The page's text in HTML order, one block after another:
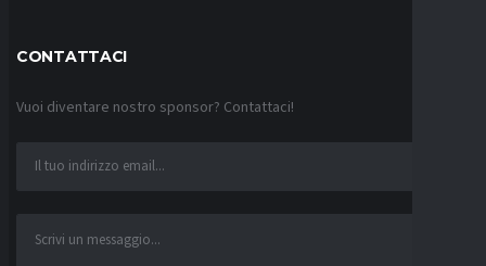
CONTATTACI
Vuoi diventare nostro sponsor? Contattaci!